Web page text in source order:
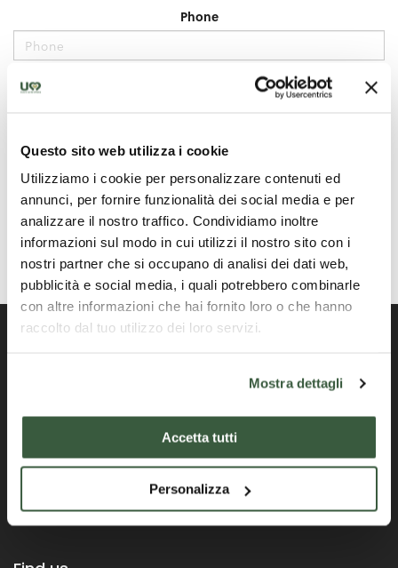
Questo sito web utilizza i cookie
Utilizziamo i cookie per personalizzare contenuti ed
annunci, per fornire funzionalità dei social media e per
analizzare il nostro traffico. Condividiamo inoltre
informazioni sul modo in cui utilizzi il nostro sito con i
nostri partner che si occupano di analisi dei dati web,
pubblicità e social media, i quali potrebbero combinarle
con altre informazioni che hai fornito loro o che hanno
raccolto dal tuo utilizzo dei loro servizi.
Mostra dettagli
Accetta tutti
Personalizza
Official Portal of the Umbria Region